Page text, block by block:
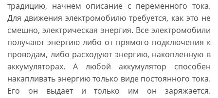
традицию, начнем описание с переменного тока.
Для движения электромобилю требуется, как это не
смешно, электрическая энергия. Все электромобили
получают энергию либо от прямого подключения к
проводам, либо расходуют энергию, накопленную в
аккумуляторах. А любой аккумулятор способен
накапливать энергию только виде постоянного тока.
Его он выдает и только им он заряжается.